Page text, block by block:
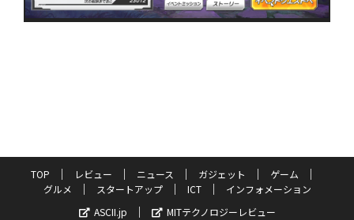
TOP レビュー ニュース ガジェット
ゲーム
グルメ
スタートアップ ICT
インフォメーション
ASCII.jp
MITテクノロジーレビュー